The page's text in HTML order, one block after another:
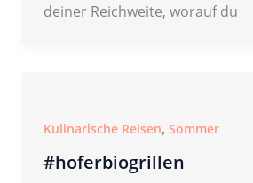
deiner Reichweite, worauf du
Kulinarische Reisen, Sommer
#hoferbiogrillen